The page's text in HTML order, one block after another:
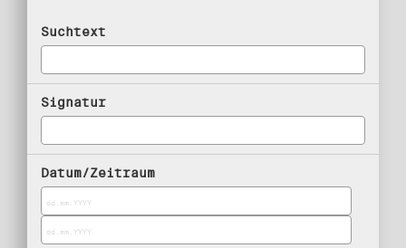
Suchtext
Signatur
Datum/Zeitraum